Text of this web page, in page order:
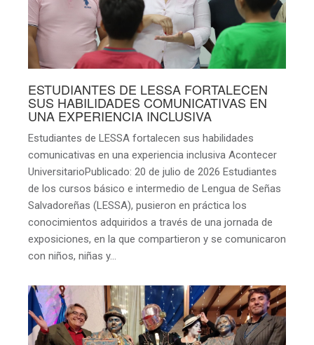
ESTUDIANTES DE LESSA FORTALECEN
SUS HABILIDADES COMUNICATIVAS EN
UNA EXPERIENCIA INCLUSIVA
Estudiantes de LESSA fortalecen sus habilidades
comunicativas en una experiencia inclusiva Acontecer
UniversitarioPublicado: 20 de julio de 2026 Estudiantes
de los cursos básico e intermedio de Lengua de Señas
Salvadoreñas (LESSA), pusieron en práctica los
conocimientos adquiridos a través de una jornada de
exposiciones, en la que compartieron y se comunicaron
con niños, niñas y…